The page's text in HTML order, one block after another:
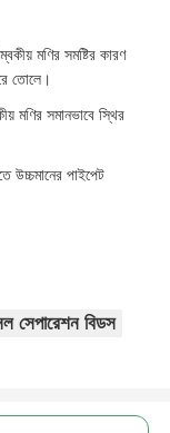
মণির সমষ্টির কারণ
তোলে।
মণির সমানভাবে স্থির
উচ্চমানের পাইপেট
সেপারেশন বিডস